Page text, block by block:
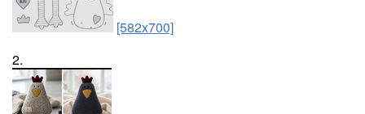
[582x700]
2.